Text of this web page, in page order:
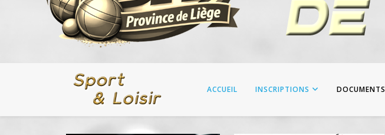
ACCUEIL INSCRIPTIONS DOCUMENTS